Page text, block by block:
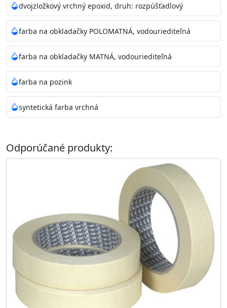
dvojzložkový vrchný epoxid, druh: rozpúšťadlový
farba na obkladačky POLOMATNÁ, vodouriediteľná
farba na obkladačky MATNÁ, vodouriediteľná
farba na pozink
syntetická farba vrchná
Odporúčané produkty: